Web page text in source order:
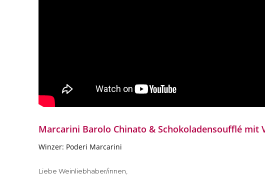
Marcarini Barolo Chinato & Schokoladensoufflé mit
Winzer: Poderi Marcarini
Liebe Weinliebhaber/innen,